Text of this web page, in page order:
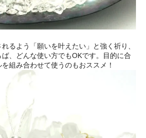
るよう「願いを叶えたい」と強く祈り、
、どんな使い方でもOKです。目的に合
組み合わせて使うのもおススメ！